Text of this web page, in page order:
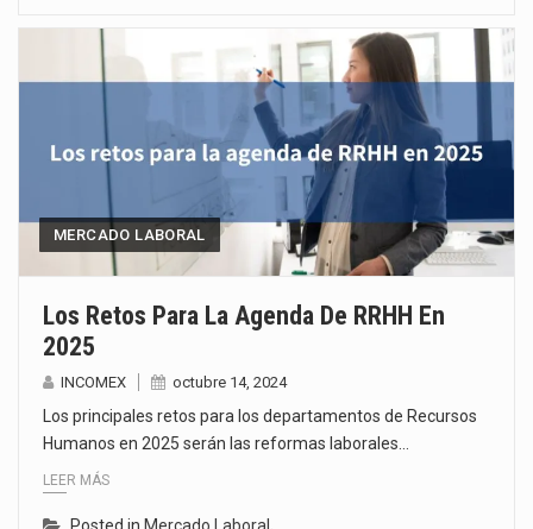
MERCADO LABORAL
Los Retos Para La Agenda De RRHH En
2025
INCOMEX octubre 14, 2024
Los principales retos para los departamentos de Recursos
Humanos en 2025 serán las reformas laborales…
LEER MÁS
Posted in Mercado Laboral ,